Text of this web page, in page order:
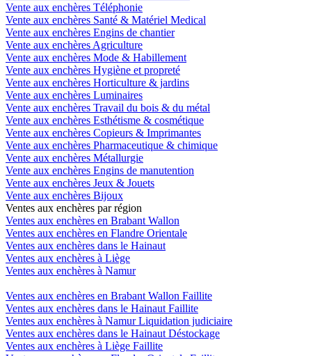
Vente aux enchères Téléphonie
Vente aux enchères Santé & Matériel Medical
Vente aux enchères Engins de chantier
Vente aux enchères Agriculture
Vente aux enchères Mode & Habillement
Vente aux enchères Hygiène et propreté
Vente aux enchères Horticulture & jardins
Vente aux enchères Luminaires
Vente aux enchères Travail du bois & du métal
Vente aux enchères Esthétisme & cosmétique
Vente aux enchères Copieurs & Imprimantes
Vente aux enchères Pharmaceutique & chimique
Vente aux enchères Métallurgie
Vente aux enchères Engins de manutention
Vente aux enchères Jeux & Jouets
Vente aux enchères Bijoux
Ventes aux enchères par région
Ventes aux enchères en Brabant Wallon
Ventes aux enchères en Flandre Orientale
Ventes aux enchères dans le Hainaut
Ventes aux enchères à Liège
Ventes aux enchères à Namur
Ventes aux enchères en Brabant Wallon Faillite
Ventes aux enchères dans le Hainaut Faillite
Ventes aux enchères à Namur Liquidation judiciaire
Ventes aux enchères dans le Hainaut Déstockage
Ventes aux enchères à Liège Faillite